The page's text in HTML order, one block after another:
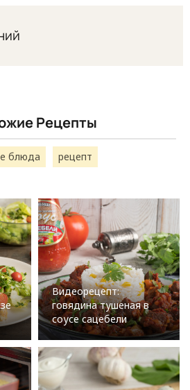
Рецепты
блюда рецепт
Видеорецепт:
говядина тушеная в
соусе сацебели